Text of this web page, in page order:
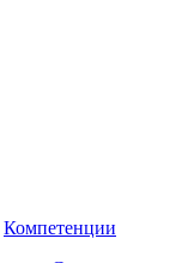
Компетенции